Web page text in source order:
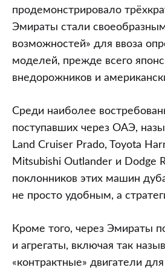
продемонстрировало
Эмираты стали
возможностей» для ввоза
моделей, прежде всего
внедорожников и
Среди наиболее
поступавших через ОАЭ,
Land Cruiser Prado, Toyota
Mitsubishi Outlander и Dodge
поклонников этих машин
не просто удобным, а
Кроме того, через Эмираты
и агрегаты, включая так
«контрактные» двигатели